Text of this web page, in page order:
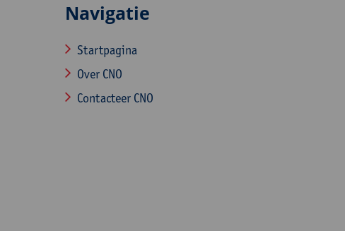
Navigatie
Startpagina
Over CNO
Contacteer CNO